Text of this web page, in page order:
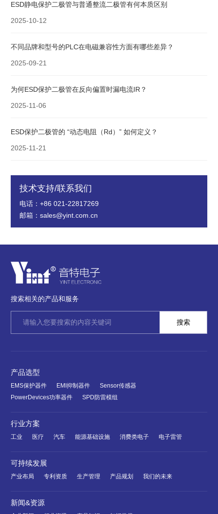
ESD静电保护二极管与普通整流二极管有何本质区别
2025-10-12
不同品牌和型号的PLC在电磁兼容性方面有哪些差异？
2025-09-21
为何ESD保护二极管在反向偏置时漏电流IR？
2025-11-06
ESD保护二极管的 “动态电阻（Rd）” 如何定义？
2025-11-21
技术支持/联系我们
电话：+86 021-22817269
邮箱：sales@yint.com.cn
搜索相关的产品和服务
产品选型
EMS保护器件 EMI抑制器件
Sensor传感器
PowerDevices功率器件
SPD防雷模组
行业方案
工业 医疗 汽车 能源基础设施 消费类电子 电子雷管
可持续发展
产业布局 专利资质 生产管理 产品规划 我们的未来
新闻&资源